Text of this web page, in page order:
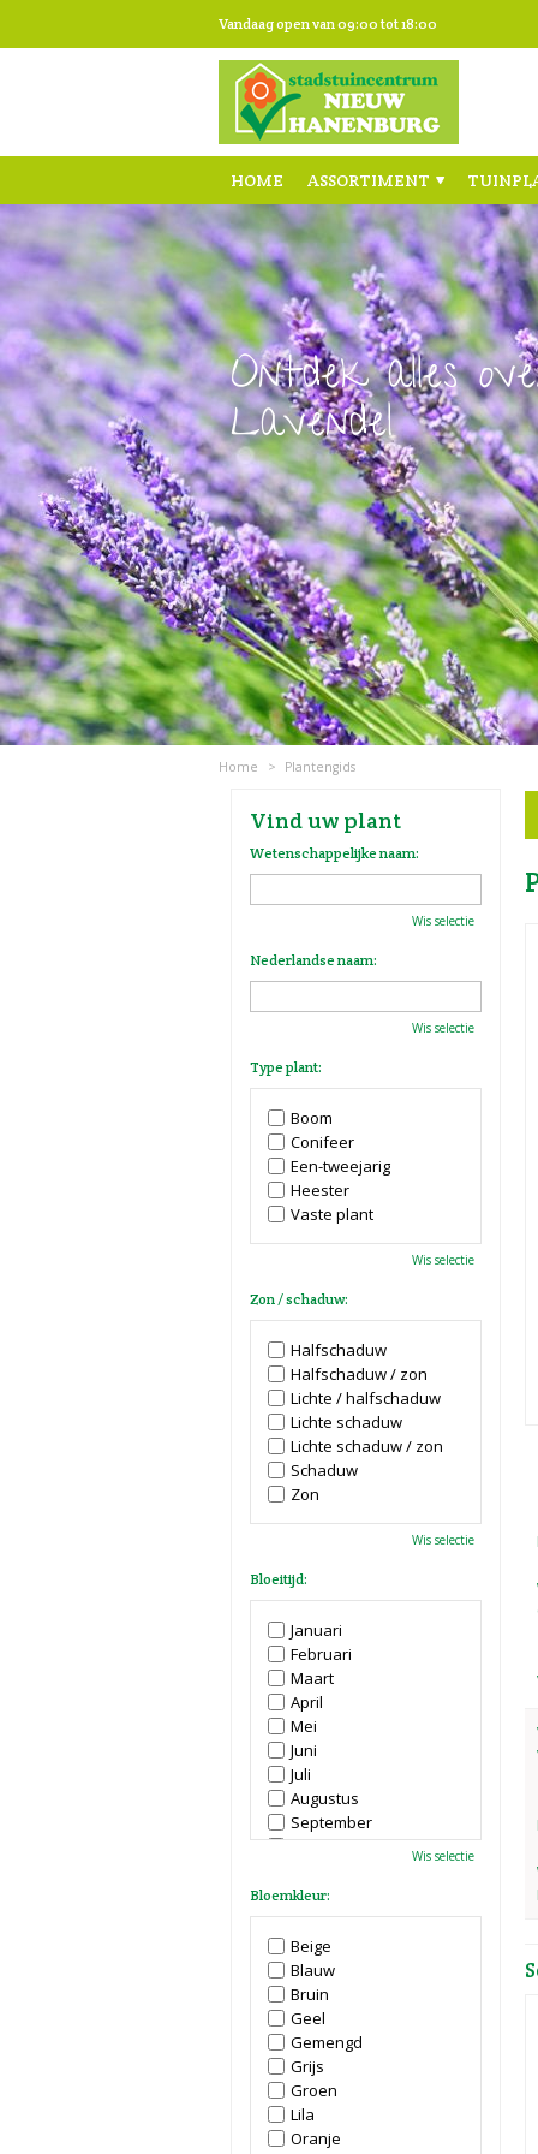
content
Vandaag open van09:00tot18:00
HOME ASSORTIMENT
Ontdek alles
Lavendel
Home > Plantengids
Vind uw plant
Wetenschappelijke naam:
Wis selectie
Nederlandse naam:
Wis selectie
Type plant:
Boom
Conifeer
Een-tweejarig
Heester
Vaste plant
Wis selectie
Zon / schaduw:
Halfschaduw
Halfschaduw / zon
Lichte / halfschaduw
Lichte schaduw
Lichte schaduw / zon
Schaduw
Zon
Wis selectie
Bloeitijd:
Januari
Februari
Maart
April
Mei
Juni
Juli
Augustus
September
Oktober
December
Wis selectie
Bloemkleur:
Beige
Blauw
Bruin
Geel
Gemengd
Grijs
Groen
Lila
Oranje